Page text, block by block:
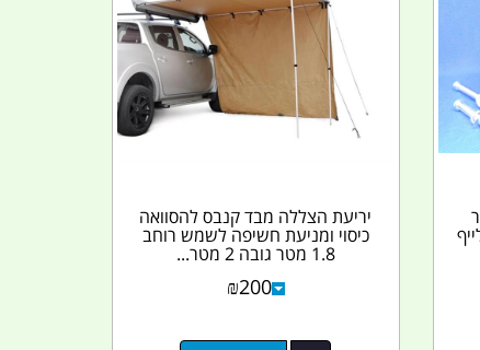
יריעת הצללה מבד קנבס להסוואה
כיסוי ומניעת חשיפה לשמש רוחב
1.8 מטר גובה 2 מטר...
₪200